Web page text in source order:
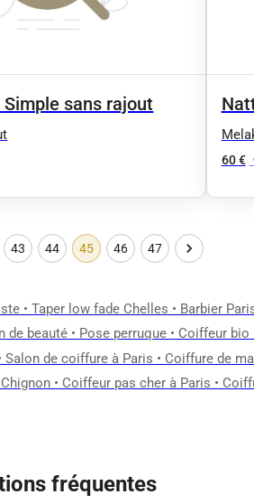
sans rajout
60 €
43 44 45 46 47
• Taper low fade Chelles • Barbier
de beauté • Pose perruque • Coiffeur bio
Salon de coiffure à Paris • Coiffure de
Chignon • Coiffeur pas cher à Paris •
fréquentes